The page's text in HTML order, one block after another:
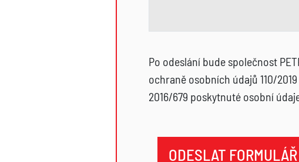
Po odeslání bude společnost
ochraně osobních údajů 110/
2016/679 poskytnuté osobní